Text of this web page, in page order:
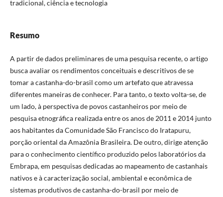
tradicional, ciência e tecnologia
Resumo
A partir de dados preliminares de uma pesquisa recente, o artigo
busca avaliar os rendimentos conceituais e descritivos de se
tomar a castanha-do-brasil como um artefato que atravessa
diferentes maneiras de conhecer. Para tanto, o texto volta-se, de
um lado, à perspectiva de povos castanheiros por meio de
pesquisa etnográfica realizada entre os anos de 2011 e 2014 junto
aos habitantes da Comunidade São Francisco do Iratapuru,
porção oriental da Amazônia Brasileira. De outro, dirige atenção
para o conhecimento científico produzido pelos laboratórios da
Embrapa, em pesquisas dedicadas ao mapeamento de castanhais
nativos e à caracterização social, ambiental e econômica de
sistemas produtivos de castanha-do-brasil por meio de